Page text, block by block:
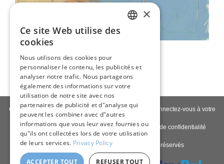
80,00 €
Contactez-nous| À propos de nous |Qualité giclée
Connectez-vous à votre
compte| Blog
Politique de livraison|Politique de retour |Politique de confidentialité
Copyright © 2026Pastel Brush - Tous droits réservés
GERMAN
FRENCH
SPANISH
×
Ce site Web utilise des
cookies
Nous utilisons des cookies pour
personnaliser le contenu, les publicités et
analyser notre trafic. Nous partageons
également des informations sur votre
utilisation de notre site avec nos
partenaires de publicité et d"analyse qui
peuvent les combiner avec d"autres
informations que vous leur avez fournies ou
qu"ils ont collectées lors de votre utilisation
de leurs services. Privacy Policy
ACCEPTER TOUT REFUSER TOUT